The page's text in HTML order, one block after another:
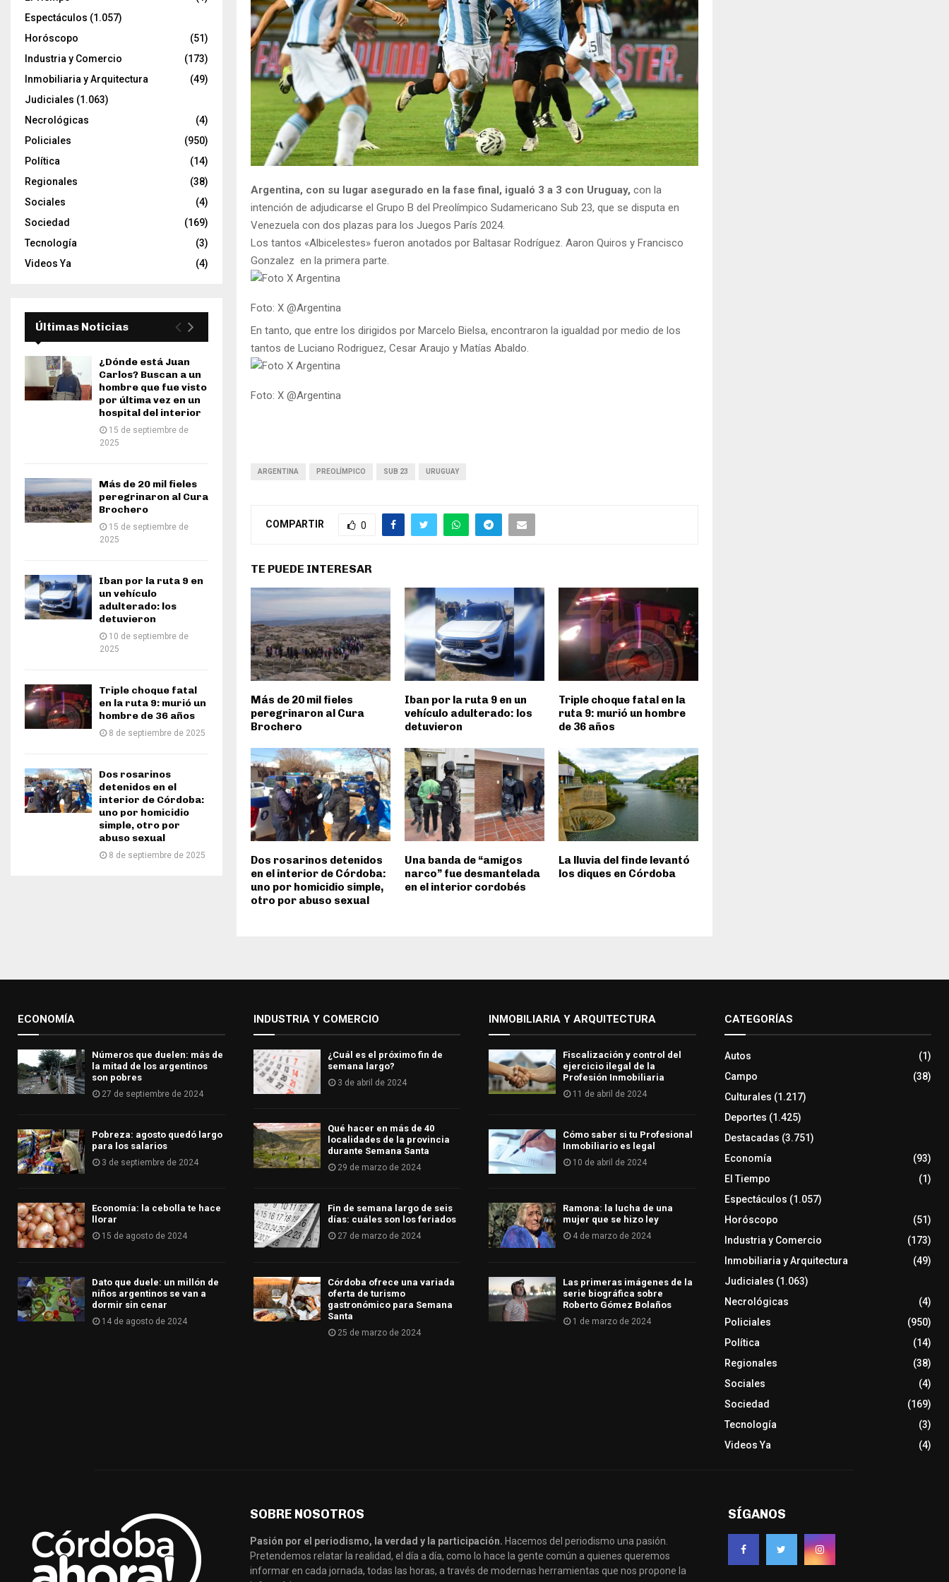
Argentina, con su lugar asegurado en la fase final, igualó 3 a 3 con Uruguay, con la
intención de adjudicarse el Grupo B del Preolímpico Sudamericano Sub 23, que se disputa en
Venezuela con dos plazas para los Juegos París 2024.
Los tantos «Albicelestes» fueron anotados por Baltasar Rodríguez. Aaron Quiros y Francisco
Gonzalez en la primera parte.
Foto: X @Argentina
En tanto, que entre los dirigidos por Marcelo Bielsa, encontraron la igualdad por medio de los
tantos de Luciano Rodriguez, Cesar Araujo y Matías Abaldo.
Foto: X @Argentina
ARGENTINA PREOLÍMPICO SUB 23 URUGUAY
COMPARTIR 0
TE PUEDE INTERESAR
Más de 20 mil fieles
peregrinaron al Cura
Brochero
Iban por la ruta 9 en un
vehículo adulterado: los
detuvieron
Triple choque fatal en la
ruta 9: murió un hombre
de 36 años
Dos rosarinos detenidos
en el interior de Córdoba:
uno por homicidio simple,
otro por abuso sexual
Una banda de “amigos
narco” fue desmantelada
en el interior cordobés
La lluvia del finde levantó
los diques en Córdoba
Espectáculos (1.057)
Horóscopo
(51)
Industria y Comercio
(173)
Inmobiliaria y Arquitectura
(49)
Judiciales (1.063)
Necrológicas
(4)
Policiales
(950)
Política
(14)
Regionales
(38)
Sociales
(4)
Sociedad
(169)
Tecnología
(3)
Videos Ya
(4)
Últimas Noticias
¿Dónde está Juan
Carlos? Buscan a un
hombre que fue visto
por última vez en un
hospital del interior
15 de septiembre de
2025
Más de 20 mil fieles
peregrinaron al Cura
Brochero
15 de septiembre de
2025
Iban por la ruta 9 en
un vehículo
adulterado: los
detuvieron
10 de septiembre de
2025
Triple choque fatal
en la ruta 9: murió un
hombre de 36 años
8 de septiembre de 2025
Dos rosarinos
detenidos en el
interior de Córdoba:
uno por homicidio
simple, otro por
abuso sexual
8 de septiembre de 2025
ECONOMÍA
Números que duelen: más de
la mitad de los argentinos
son pobres
27 de septiembre de 2024
Pobreza: agosto quedó largo
para los salarios
3 de septiembre de 2024
Economía: la cebolla te hace
llorar
15 de agosto de 2024
Dato que duele: un millón de
niños argentinos se van a
dormir sin cenar
14 de agosto de 2024
INDUSTRIA Y COMERCIO
¿Cuál es el próximo fin de
semana largo?
3 de abril de 2024
Qué hacer en más de 40
localidades de la provincia
durante Semana Santa
29 de marzo de 2024
Fin de semana largo de seis
días: cuáles son los feriados
27 de marzo de 2024
Córdoba ofrece una variada
oferta de turismo
gastronómico para Semana
Santa
25 de marzo de 2024
INMOBILIARIA Y ARQUITECTURA
Fiscalización y control del
ejercicio ilegal de la
Profesión Inmobiliaria
11 de abril de 2024
Cómo saber si tu Profesional
Inmobiliario es legal
10 de abril de 2024
Ramona: la lucha de una
mujer que se hizo ley
4 de marzo de 2024
Las primeras imágenes de la
serie biográfica sobre
Roberto Gómez Bolaños
1 de marzo de 2024
CATEGORÍAS
Autos
(1)
Campo
(38)
Culturales (1.217)
Deportes (1.425)
Destacadas (3.751)
Economía
(93)
El Tiempo
(1)
Espectáculos (1.057)
Horóscopo
(51)
Industria y Comercio
(173)
Inmobiliaria y Arquitectura
(49)
Judiciales (1.063)
Necrológicas
(4)
Policiales
(950)
Política
(14)
Regionales
(38)
Sociales
(4)
Sociedad
(169)
Tecnología
(3)
Videos Ya
(4)
SOBRE NOSOTROS
Pasión por el periodismo, la verdad y la participación. Hacemos del periodismo una pasión.
Pretendemos relatar la realidad, el día a día, como lo hace la gente común a quienes queremos
informar en cada jornada, todas las horas, a través de modernas herramientas que nos propone la
SÍGANOS